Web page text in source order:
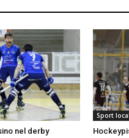
nel derby
Sport